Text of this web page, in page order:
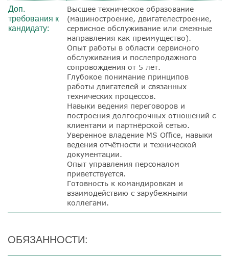
Доп.
требования к
кандидату:
Высшее техническое образование
(машиностроение, двигателестроение,
сервисное обслуживание или смежные
направления как преимущество).
Опыт работы в области сервисного
обслуживания и послепродажного
сопровождения от 5 лет.
Глубокое понимание принципов
работы двигателей и связанных
технических процессов.
Навыки ведения переговоров и
построения долгосрочных отношений с
клиентами и партнёрской сетью.
Уверенное владение MS Office, навыки
ведения отчётности и технической
документации.
Опыт управления персоналом
приветствуется.
Готовность к командировкам и
взаимодействию с зарубежными
коллегами.
ОБЯЗАННОСТИ: